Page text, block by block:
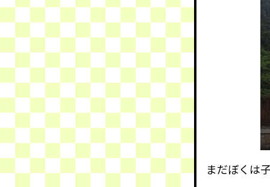
まだぼくは